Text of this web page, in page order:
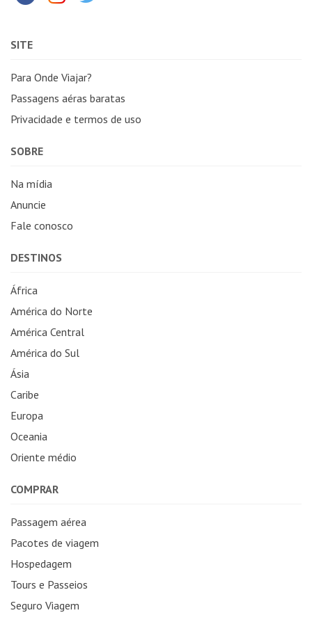
SITE
Para Onde Viajar?
Passagens aéras baratas
Privacidade e termos de uso
SOBRE
Na mídia
Anuncie
Fale conosco
DESTINOS
África
América do Norte
América Central
América do Sul
Ásia
Caribe
Europa
Oceania
Oriente médio
COMPRAR
Passagem aérea
Pacotes de viagem
Hospedagem
Tours e Passeios
Seguro Viagem